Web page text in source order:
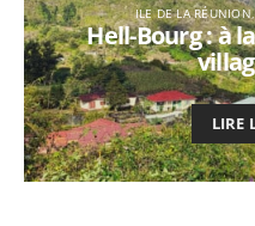
ILE DE LA RÉUNION
Hell-Bourg : à
LIRE